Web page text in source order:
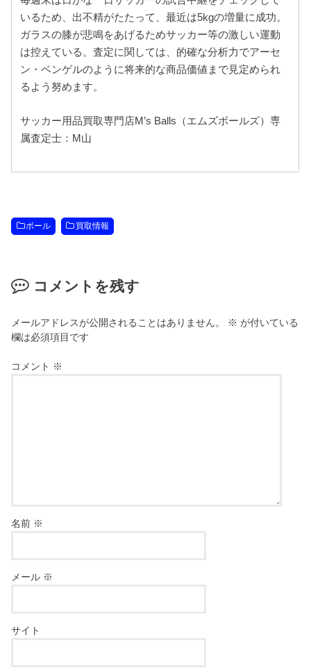
いるため、出不精がたたって、最近は5kgの増量に成功。
ガラスの膝が悲鳴をあげるためサッカー等の激しい運動
は控えている。査定に関しては、的確な分析力でアーセ
ン・ベンゲルのように将来的な商品価値まで見定められ
るよう努めます。
サッカー用品買取専門店M’s Balls（エムズボールズ）専
属査定士：M山
ボール 買取情報
コメントを残す
メールアドレスが公開されることはありません。 ※ が付いている
欄は必須項目です
コメント ※
名前 ※
メール ※
サイト